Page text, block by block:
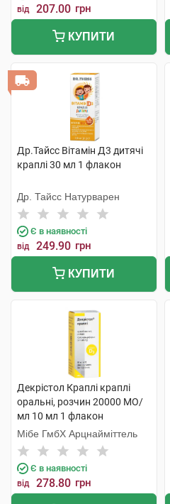
від 207.00 грн
КУПИТИ
Др.Тайсс Вітамін Д3 дитячі
краплі 30 мл 1 флакон
Др. Тайсс Натурварен
Є в наявності
від 249.90 грн
КУПИТИ
Декрістол Краплі краплі
оральні, розчин 20000 МО/
мл 10 мл 1 флакон
Мібе ГмбХ Арцнайміттель
Є в наявності
від 278.80 грн